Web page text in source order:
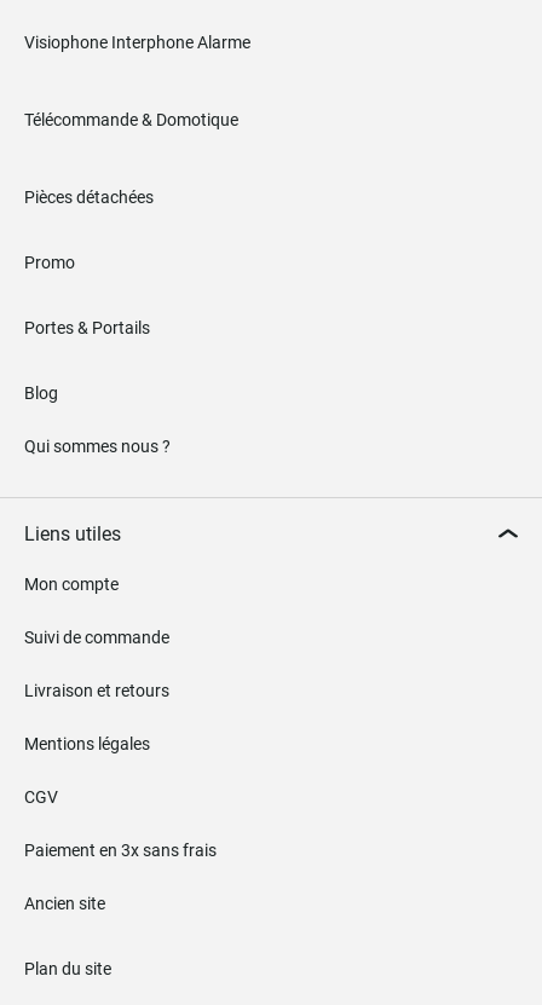
Visiophone Interphone Alarme
Télécommande & Domotique
Pièces détachées
Promo
Portes & Portails
Blog
Qui sommes nous ?
Liens utiles
Mon compte
Suivi de commande
Livraison et retours
Mentions légales
CGV
Paiement en 3x sans frais
Ancien site
Plan du site